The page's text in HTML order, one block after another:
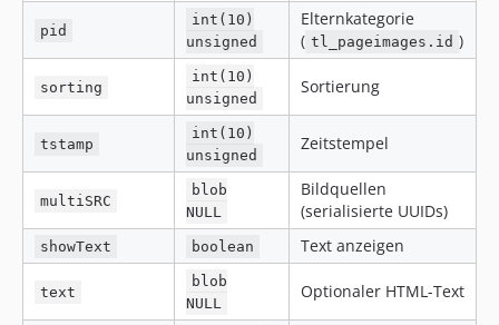
pid
int(10)
unsigned
Elternkategorie
( tl_pageimages.id )
sorting
int(10)
unsigned
Sortierung
tstamp
int(10)
unsigned
Zeitstempel
multiSRC
blob
NULL
Bildquellen
(serialisierte UUIDs)
showText boolean Text anzeigen
text
blob
NULL
Optionaler HTML-Text